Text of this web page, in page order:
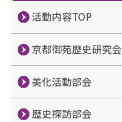
活動内容TOP
京都御苑歴史研究会
美化活動部会
歴史探訪部会